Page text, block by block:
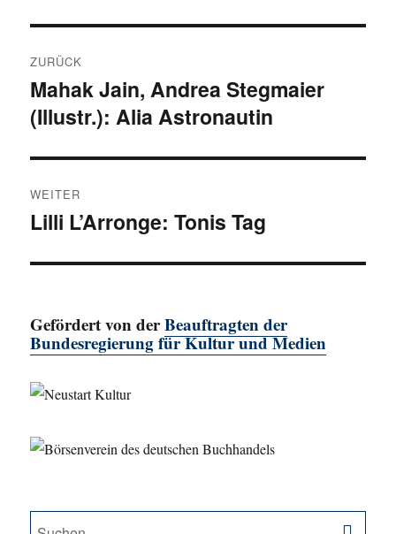
ZURÜCK
Vorheriger
Beitrag:
Mahak Jain, Andrea Stegmaier
(Illustr.): Alia Astronautin
WEITER
Nächster
Lilli L’Arronge: Tonis Tag
Gefördert von derBeauftragten der
Bundesregierung für Kultur und Medien
Suche